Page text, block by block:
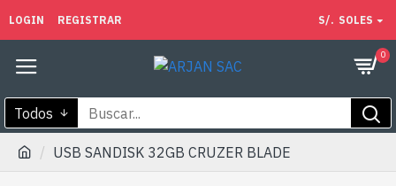
LOGIN REGISTRAR S/. SOLES
0
Todos
USB SANDISK 32GB CRUZER BLADE